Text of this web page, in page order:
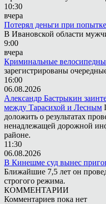
10:30
вчера
Потерял деньги при
В Ивановской области
9:00
вчера
Криминальные
зарегистрированы
16:00
06.08.2026
Александр Бастрыкин
между Тарасихой и Лесным
доложить о результатах
ненадлежащей дорожной
районе.
11:30
06.08.2026
В Кинешме суд вынес
Ближайшие 7,5 лет он
строгого режима.
КОММЕНТАРИИ
Комментариев пока нет